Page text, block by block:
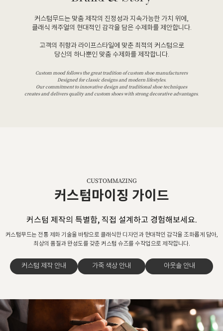
커스텀무드는 맞춤 제작의 진정성과 지속가능한 가치 위에,
클래식 캐주얼의 현대적인 감각을 담은 수제화를 제안합니다.
고객의 취향과 라이프스타일에 맞춘 최적의 커스텀으로
당신의 하나뿐인 맞춤 수제화를 제작합니다.
Custom mood follows the great tradition of custom shoe manufacturers
Designed for classic designs and modern lifestyles.
Our commitment to innovative design and traditional shoe techniques
creates and delivers quality and custom shoes with strong decorative advantages.
CUSTOMMAZING
커스텀마이징 가이드
커스텀 제작의 특별함, 직접 설계하고 경험해보세요.
커스텀무드는 전통 제화 기술을 바탕으로 클래식한 디자인과 현대적인 감각을 조화롭게 담아,
최상의 품질과 완성도를 갖춘 커스텀 슈즈를 수작업으로 제작합니다.
커스텀 제작 안내 가죽 색상 안내 아웃솔 안내